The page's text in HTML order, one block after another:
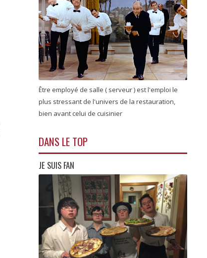
Être employé de salle ( serveur ) est l'emploi le
plus stressant de l'univers de la restauration,
bien avant celui de cuisinier
DANS LE TOP
JE SUIS FAN